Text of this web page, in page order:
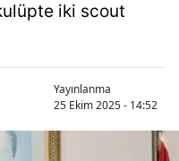
kulüpte iki scout
Yayınlanma
25 Ekim 2025 - 14:52